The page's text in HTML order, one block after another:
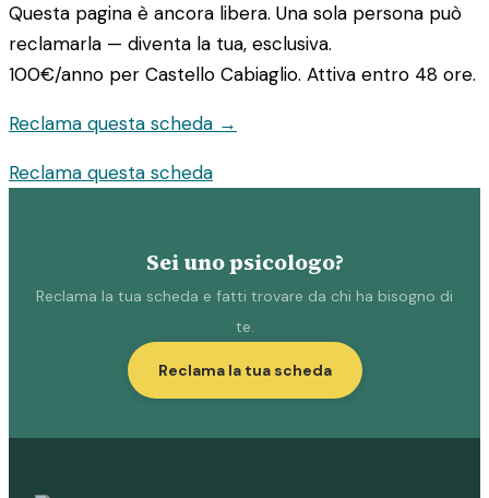
Questa pagina è ancora libera. Una sola persona può
reclamarla — diventa la tua, esclusiva.
100€/anno per Castello Cabiaglio. Attiva entro 48 ore.
Reclama questa scheda →
Reclama questa scheda
Sei uno psicologo?
Reclama la tua scheda e fatti trovare da chi ha bisogno di
te.
Reclama la tua scheda